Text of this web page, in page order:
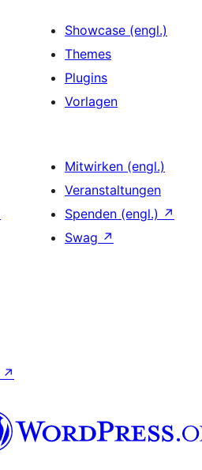
Showcase (engl.)
Themes
Plugins
Vorlagen
Mitwirken (engl.)
Veranstaltungen
Spenden (engl.) ↗
Swag ↗
↗